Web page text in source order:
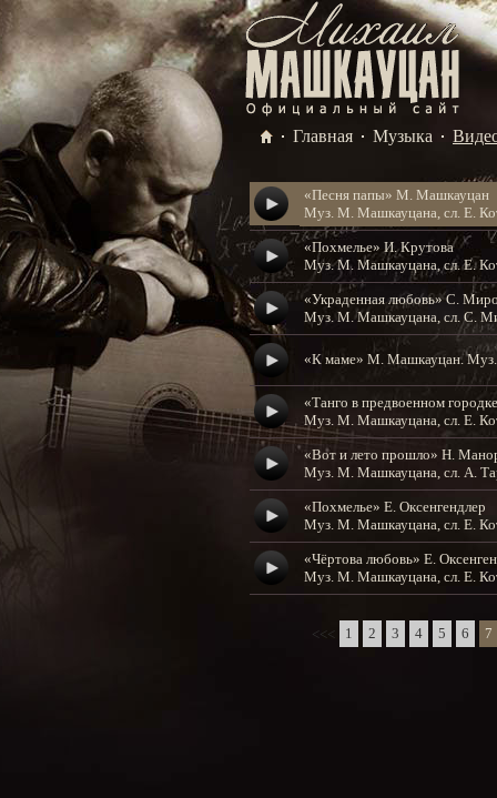
Главная Музыка
«Песня папы» М. Машкауцан
Муз. М. Машкауцана, сл. Е.
«Похмелье» И. Крутова
Муз. М. Машкауцана, сл. Е.
«Украденная любовь» С.
Муз. М. Машкауцана, сл. С.
«К маме» М. Машкауцан.
«Танго в предвоенном
Муз. М. Машкауцана, сл. Е.
«Вот и лето прошло» Н.
Муз. М. Машкауцана, сл. А.
«Похмелье» Е. Оксенгендлер
Муз. М. Машкауцана, сл. Е.
«Чёртова любовь» Е.
Муз. М. Машкауцана, сл. Е.
<<< 1 2 3 4 5 6 7